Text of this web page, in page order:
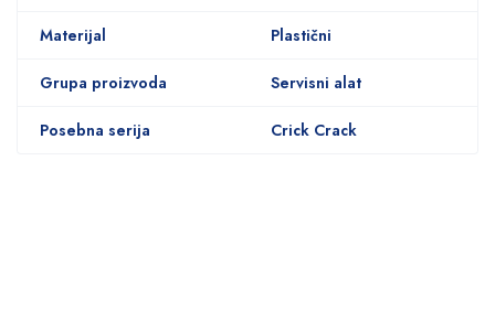
Materijal Plastični
Grupa proizvoda Servisni alat
Posebna serija Crick Crack